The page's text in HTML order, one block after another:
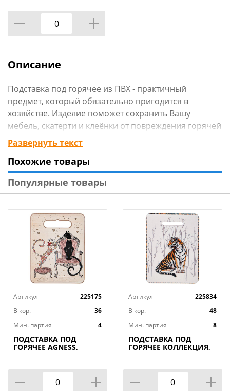
Описание
Подставка под горячее из ПВХ - практичный
предмет, который обязательно пригодится в
хозяйстве. Изделие поможет сохранить Вашу
мебель, скатерти и клеёнки от повреждения горячей
посудой.
Развернуть текст
Похожие товары
Популярные товары
Артикул
225175
В кор.
36
Мин. партия
4
ПОДСТАВКА ПОД
ГОРЯЧЕЕ AGNESS,
Артикул
225834
В кор.
48
Мин. партия
8
ПОДСТАВКА ПОД
ГОРЯЧЕЕ КОЛЛЕКЦИЯ,